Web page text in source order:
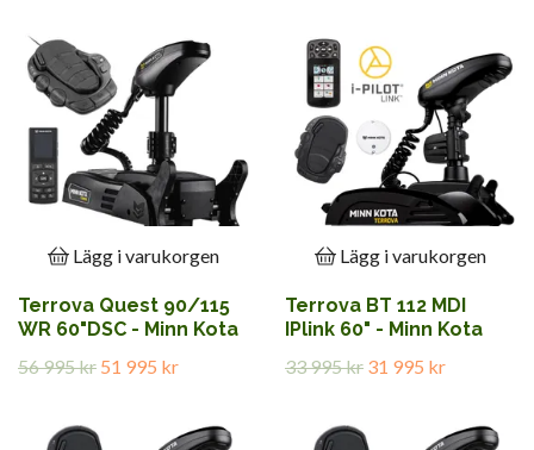
Lägg i varukorgen
Terrova Quest 90/115
WR 60"DSC - Minn Kota
56 995 kr 51 995 kr
Lägg i varukorgen
Terrova BT 112 MDI
IPlink 60" - Minn Kota
33 995 kr 31 995 kr